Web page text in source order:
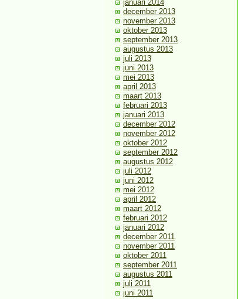
januari 2014
december 2013
november 2013
oktober 2013
september 2013
augustus 2013
juli 2013
juni 2013
mei 2013
april 2013
maart 2013
februari 2013
januari 2013
december 2012
november 2012
oktober 2012
september 2012
augustus 2012
juli 2012
juni 2012
mei 2012
april 2012
maart 2012
februari 2012
januari 2012
december 2011
november 2011
oktober 2011
september 2011
augustus 2011
juli 2011
juni 2011